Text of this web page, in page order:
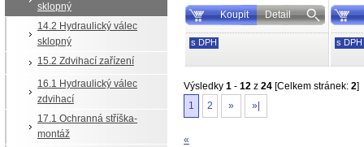
sklopný
14.2 Hydraulický válec
sklopný
15.2 Zdvihací zařízení
16.1 Hydraulický válec
zdvihací
17.1 Ochranná stříška-
montáž
Koupit Detail
s DPH s DPH
Výsledky 1 - 12 z 24 [Celkem stránek: 2]
1
2 » »|
«